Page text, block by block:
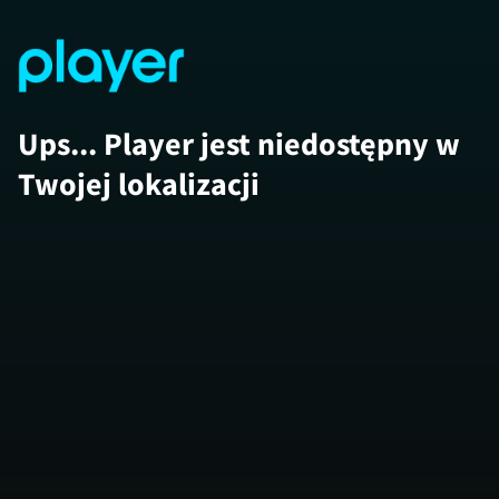
Ups... Player jest niedostępny w
Twojej lokalizacji